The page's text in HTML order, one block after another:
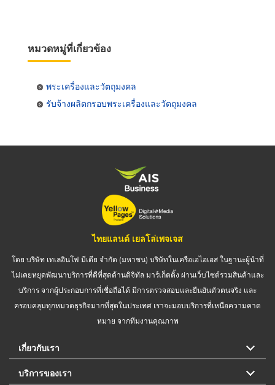
หมวดหมู่ที่เกี่ยวข้อง
พระเครื่องและวัตถุมงคล
รับจ้างผลิตกรอบพระเครื่องและวัตถุมงคล
ไทยแลนด์ เยลโล่เพจเจส
โดย บริษัท เทเลอินโฟ มีเดีย จำกัด (มหาชน) บริษัทในเครือเอไอเอส ในฐานะผู้นำที่
ไม่เคยหยุดพัฒนาบริการที่ดีที่สุดด้านดิจิทัล มาร์เก็ตติ้ง ผ่านเว็บไซต์รวมสินค้าและ
บริการ จากผู้ประกอบการที่เชื่อถือได้ มีการตรวจสอบและยืนยันตัวตนจริง และ
ครอบคลุมทุกหมวดธุรกิจมากที่สุดในประเทศ เราจะมอบบริการที่เหนือความคาด
หมาย จากทีมงานคุณภาพ
เกี่ยวกับเรา
บริการของเรา